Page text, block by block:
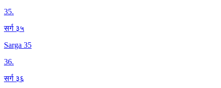
35.
सर्ग ३५
Sarga 35
36.
सर्ग ३६